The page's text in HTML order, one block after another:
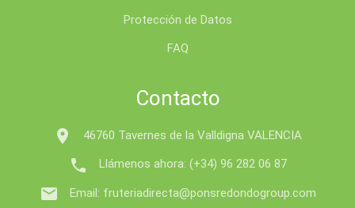
Protección de Datos
FAQ
Contacto
 46760 Tavernes de la Valldigna VALENCIA
 Llámenos ahora: (+34) 96 282 06 87
 Email: fruteriadirecta@ponsredondogroup.com